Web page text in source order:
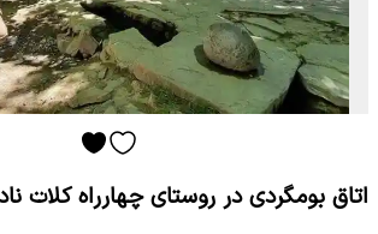
اتاق بومگردی در روستای چهارراه کلات